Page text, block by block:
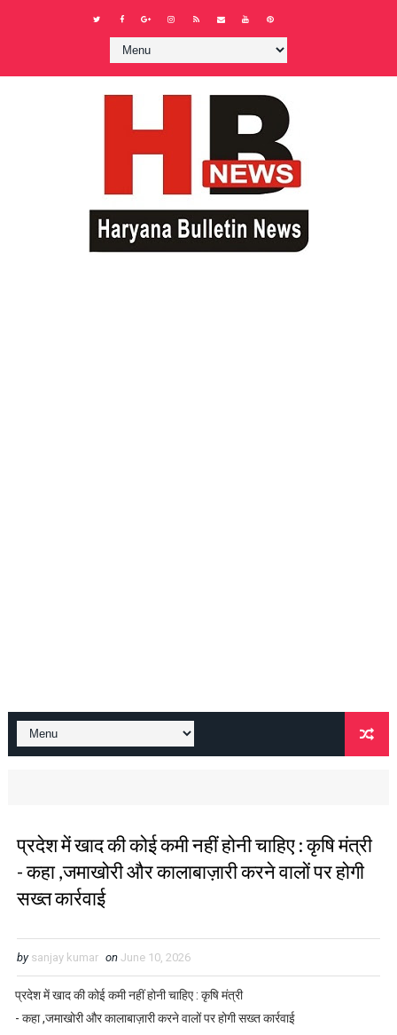
प्रदेश में खाद की कोई कमी नहीं होनी चाहिए : कृषि मंत्री
- कहा ,जमाखोरी और कालाबाज़ारी करने वालों पर होगी
सख्त कार्रवाई
by sanjay kumar on June 10, 2026
प्रदेश में खाद की कोई कमी नहीं होनी चाहिए : कृषि मंत्री
- कहा ,जमाखोरी और कालाबाज़ारी करने वालों पर होगी सख्त कार्रवाई